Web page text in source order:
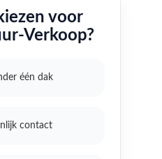
voor
Verkoop?
één dak
contact